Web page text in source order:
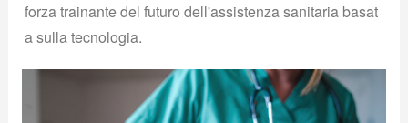
forza trainante del futuro dell'assistenza sanitaria basat
a sulla tecnologia.